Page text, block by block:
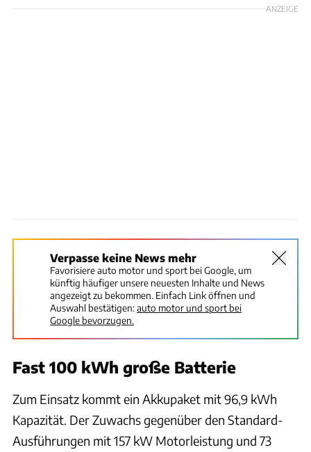
ANZEIGE
Verpasse keine News mehr
Favorisiere auto motor und sport bei Google, um
künftig häufiger unsere neuesten Inhalte und News
angezeigt zu bekommen. Einfach Link öffnen und
Auswahl bestätigen:auto motor und sport bei
Google bevorzugen.
Fast 100 kWh große Batterie
Zum Einsatz kommt ein Akkupaket mit 96,9 kWh
Kapazität. Der Zuwachs gegenüber den Standard-
Ausführungen mit 157 kW Motorleistung und 73